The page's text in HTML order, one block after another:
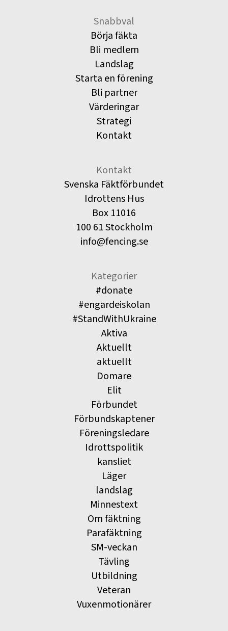
Snabbval
Börja fäkta
Bli medlem
Landslag
Starta en förening
Bli partner
Värderingar
Strategi
Kontakt
Kontakt
Svenska Fäktförbundet
Idrottens Hus
Box 11016
100 61 Stockholm
info@fencing.se
Kategorier
#donate
#engardeiskolan
#StandWithUkraine
Aktiva
Aktuellt
aktuellt
Domare
Elit
Förbundet
Förbundskaptener
Föreningsledare
Idrottspolitik
kansliet
Läger
landslag
Minnestext
Om fäktning
Parafäktning
SM-veckan
Tävling
Utbildning
Veteran
Vuxenmotionärer